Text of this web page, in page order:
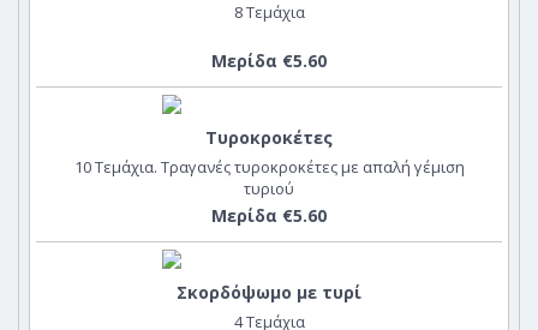
8 Τεμάχια
Μερίδα €5.60
Τυροκροκέτες
10 Τεμάχια. Τραγανές τυροκροκέτες με απαλή γέμιση
τυριού
Μερίδα €5.60
Σκορδόψωμο με τυρί
4 Τεμάχια